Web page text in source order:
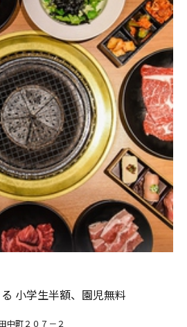
小学生半額、園児無料
中町２０７－２